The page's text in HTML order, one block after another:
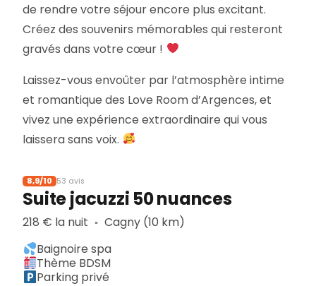
de rendre votre séjour encore plus excitant.
Créez des souvenirs mémorables qui resteront
gravés dans votre cœur !
Laissez-vous envoûter par l’atmosphère intime
et romantique des Love Room d’Argences, et
vivez une expérience extraordinaire qui vous
laissera sans voix.
8,9/10 53 avis
Suite jacuzzi 50 nuances
218 € la nuit ▪︎ Cagny (10 km)
Baignoire spa
Thème BDSM
Parking privé